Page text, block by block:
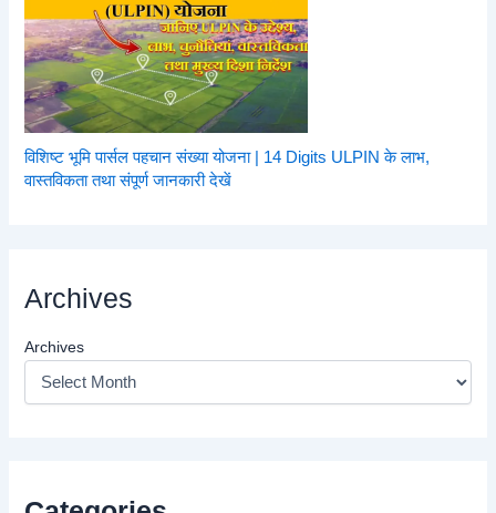
विशिष्ट भूमि पार्सल पहचान संख्या योजना | 14 Digits ULPIN के लाभ,
वास्तविकता तथा संपूर्ण जानकारी देखें
Archives
Archives